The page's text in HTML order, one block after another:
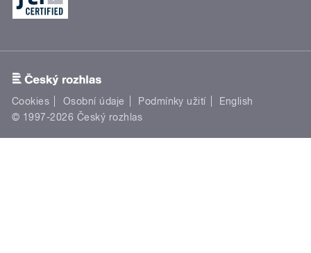
Cookies Osobní údaje Podmínky užití
English
© 1997-2026 Český rozhlas